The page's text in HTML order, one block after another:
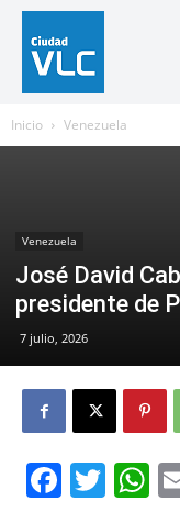
Inicio Venezuela
Venezuela
José David
presidente de
7 julio, 2026